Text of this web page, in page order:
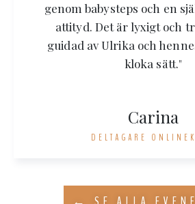
genom babysteps och en
attityd. Det är lyxigt och
guidad av Ulrika och
kloka sätt."
Carina
DELTAGARE